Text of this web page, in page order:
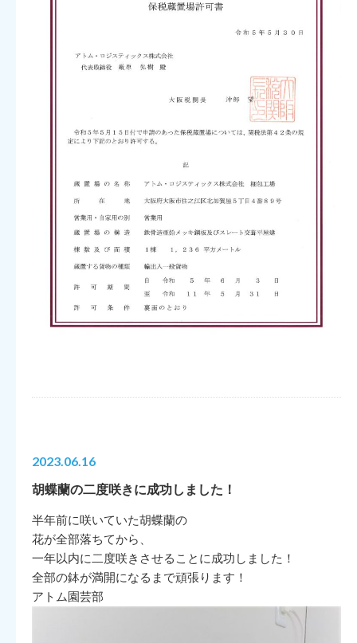
2023.06.16
胡蝶蘭の二度咲きに成功しました！
半年前に咲いていた胡蝶蘭の
花が全部落ちてから、
一年以内に二度咲きさせることに成功しました！
全部の鉢が満開になるまで頑張ります！
アトム園芸部